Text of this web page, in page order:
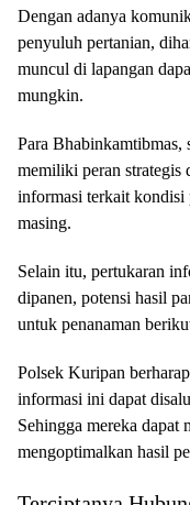
Dengan adanya
penyuluh pertanian,
muncul di lapangan
mungkin.
Para Bhabinkamtibmas,
memiliki peran strategis
informasi terkait kondisi
masing.
Selain itu, pertukaran
dipanen, potensi hasil
untuk penanaman
Polsek Kuripan
informasi ini dapat
Sehingga mereka dapat
mengoptimalkan hasil